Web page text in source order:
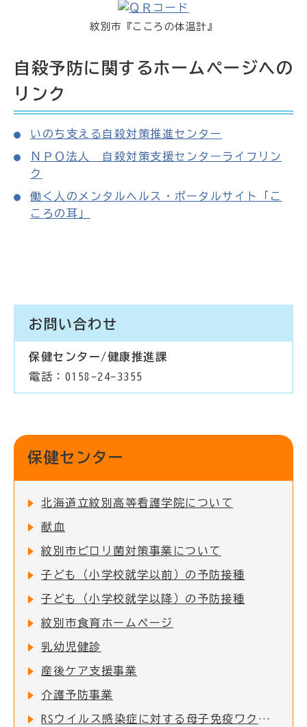
紋別市『こころの体温計』
自殺予防に関するホームページへの
リンク
いのち支える自殺対策推進センター
ＮＰＯ法人 自殺対策支援センターライフリン
ク
働く人のメンタルヘルス・ポータルサイト「こ
ころの耳」
お問い合わせ
保健センター/健康推進課
電話：0158-24-3355
保健センター
北海道立紋別高等看護学院について
献血
紋別市ピロリ菌対策事業について
子ども（小学校就学以前）の予防接種
子ども（小学校就学以降）の予防接種
紋別市食育ホームページ
乳幼児健診
産後ケア支援事業
介護予防事業
RSウイルス感染症に対する母子免疫ワクチンの定期接種の実施について